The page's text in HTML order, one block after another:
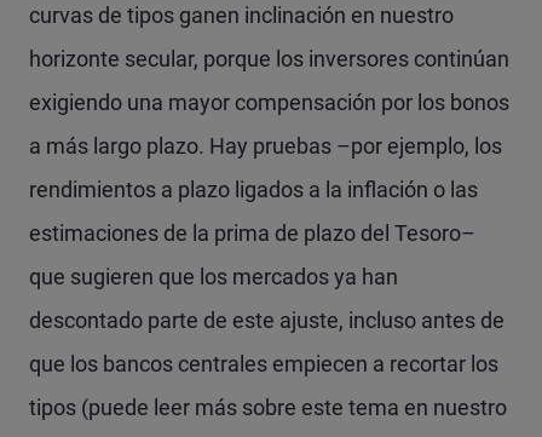
curvas de tipos ganen inclinación en nuestro
horizonte secular, porque los inversores continúan
exigiendo una mayor compensación por los bonos
a más largo plazo. Hay pruebas –por ejemplo, los
rendimientos a plazo ligados a la inflación o las
estimaciones de la prima de plazo del Tesoro–
que sugieren que los mercados ya han
descontado parte de este ajuste, incluso antes de
que los bancos centrales empiecen a recortar los
tipos (puede leer más sobre este tema en nuestro